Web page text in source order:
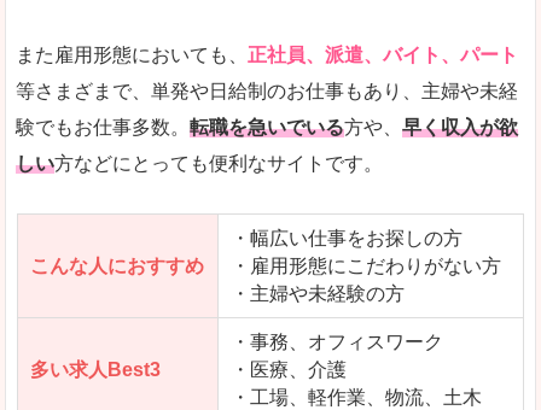
「マイナビ転職女性のおしごと」で「桐生市」
の
求人を含んだページを見てみる
また雇用形態においても、 正社員、派遣、バイト、パート
等さまざまで、単発や日給制のお仕事もあり、主婦や未経
験でもお仕事多数。 転職を急いでいる方や、 早く収入が欲
しい方などにとっても便利なサイトです。
こんな人におすすめ
・幅広い仕事をお探しの方
・雇用形態にこだわりがない方
・主婦や未経験の方
多い求人Best3
・事務、オフィスワーク
・医療、介護
・工場、軽作業、物流、土木